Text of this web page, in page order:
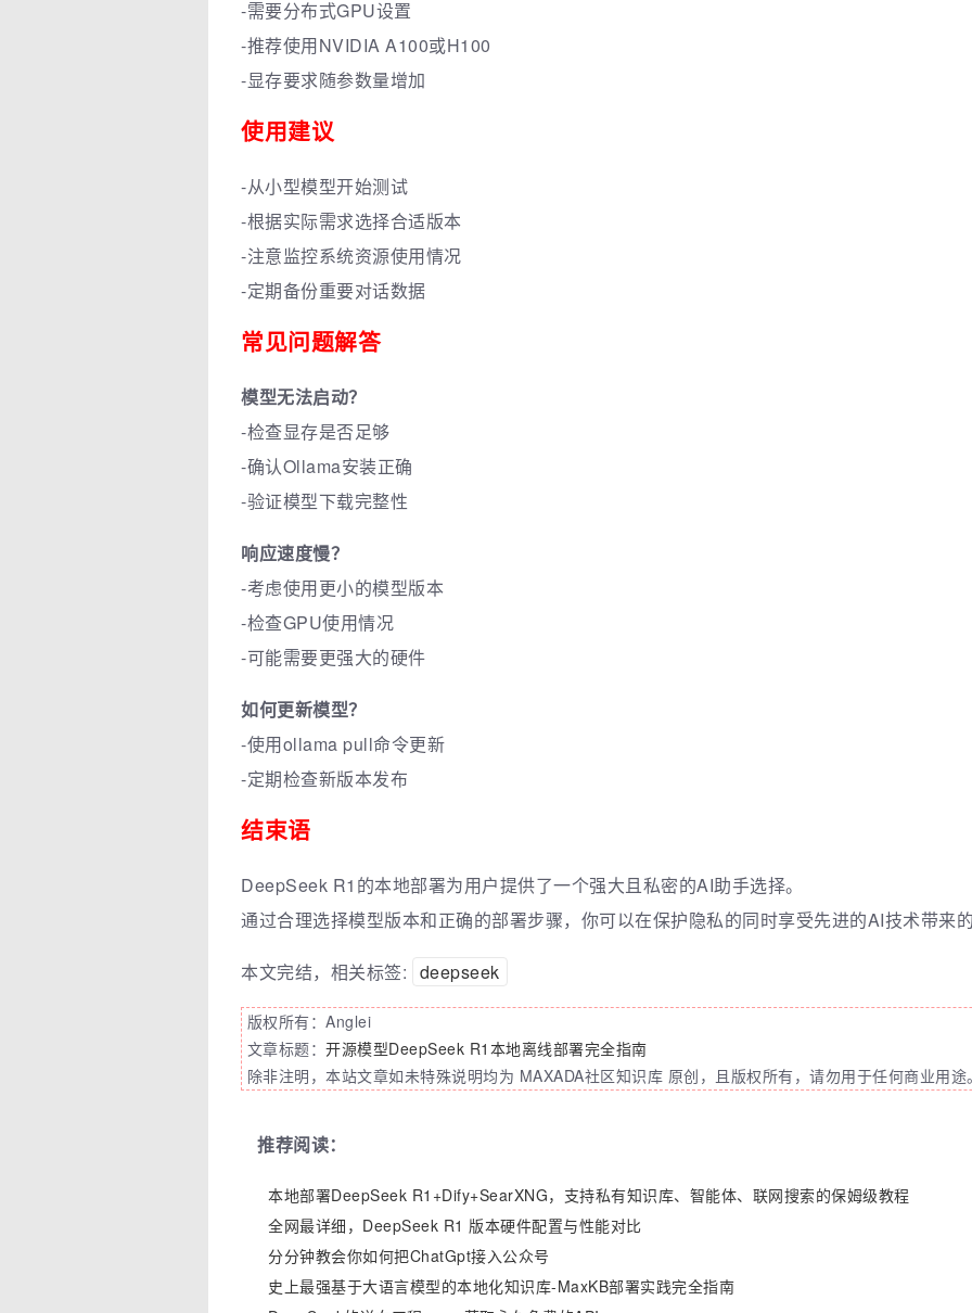
-需要分布式GPU设置
-推荐使用NVIDIA A100或H100
-显存要求随参数量增加
使用建议
-从小型模型开始测试
-根据实际需求选择合适版本
-注意监控系统资源使用情况
-定期备份重要对话数据
常见问题解答
模型无法启动？
-检查显存是否足够
-确认Ollama安装正确
-验证模型下载完整性
响应速度慢？
-考虑使用更小的模型版本
-检查GPU使用情况
-可能需要更强大的硬件
如何更新模型？
-使用ollama pull命令更新
-定期检查新版本发布
结束语
DeepSeek R1的本地部署为用户提供了一个强大且私密的AI助手选择。
通过合理选择模型版本和正确的部署步骤，你可以在保护隐私的同时享受先进的AI技术带来
本文完结，相关标签: deepseek
版权所有：Anglei
文章标题： 开源模型DeepSeek R1本地离线部署完全指南
除非注明，本站文章如未特殊说明均为 MAXADA社区知识库 原创，且版权所有，请勿用于任何商业用途
推荐阅读：
本地部署DeepSeek R1+Dify+SearXNG，支持私有知识库、智能体、联网搜索的保姆级教程
全网最详细，DeepSeek R1 版本硬件配置与性能对比
分分钟教会你如何把ChatGpt接入公众号
史上最强基于大语言模型的本地化知识库-MaxKB部署实践完全指南